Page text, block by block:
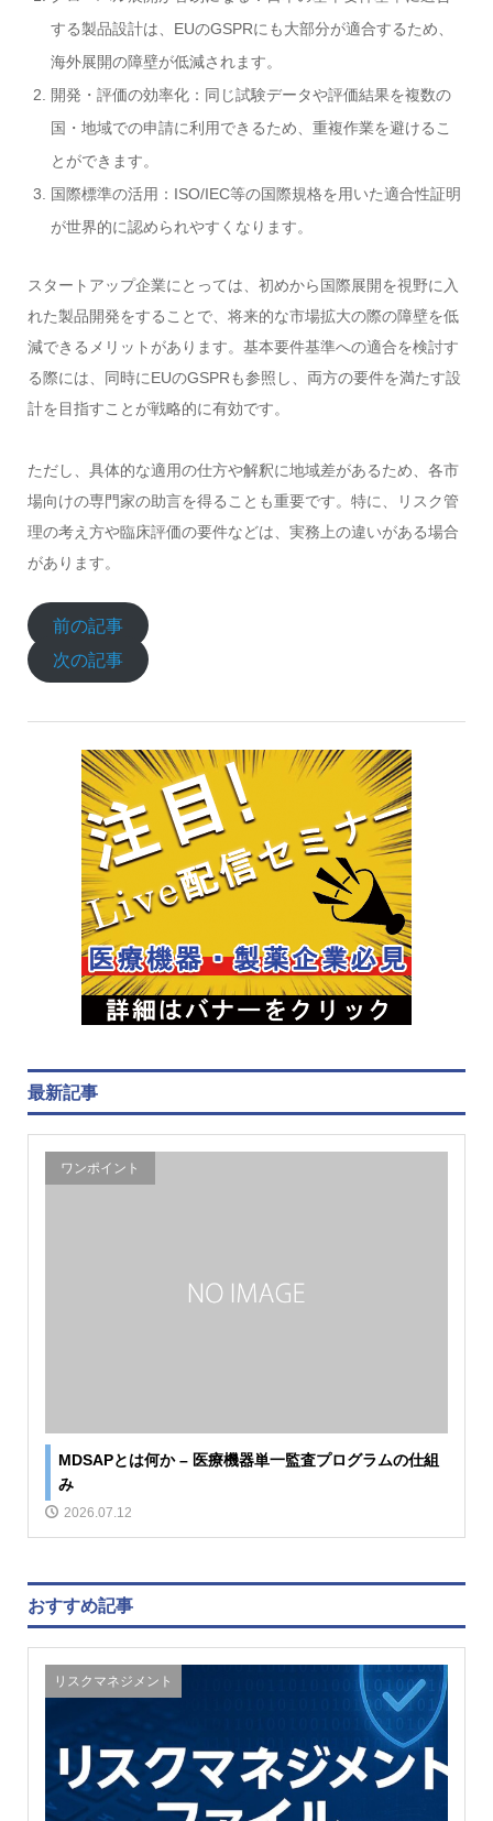
する製品設計は、EUのGSPRにも大部分が適合するため、
海外展開の障壁が低減されます。
開発・評価の効率化：同じ試験データや評価結果を複数の
国・地域での申請に利用できるため、重複作業を避けるこ
とができます。
国際標準の活用：ISO/IEC等の国際規格を用いた適合性証明
が世界的に認められやすくなります。
スタートアップ企業にとっては、初めから国際展開を視野に入
れた製品開発をすることで、将来的な市場拡大の際の障壁を低
減できるメリットがあります。基本要件基準への適合を検討す
る際には、同時にEUのGSPRも参照し、両方の要件を満たす設
計を目指すことが戦略的に有効です。
ただし、具体的な適用の仕方や解釈に地域差があるため、各市
場向けの専門家の助言を得ることも重要です。特に、リスク管
理の考え方や臨床評価の要件などは、実務上の違いがある場合
があります。
前の記事
次の記事
最新記事
ワンポイント
MDSAPとは何か – 医療機器単一監査プログラムの仕組
み
2026.07.12
おすすめ記事
リスクマネジメント